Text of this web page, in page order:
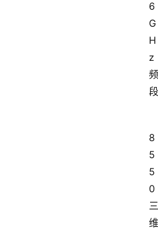
6
G
H
z
频
段
8
5
5
0
三
维